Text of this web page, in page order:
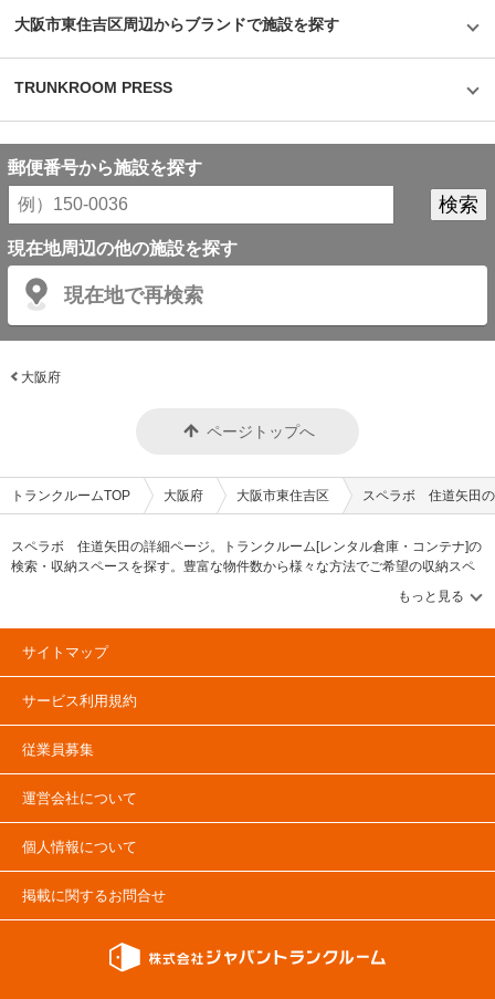
大阪市東住吉区周辺からブランドで施設を探す
TRUNKROOM PRESS
郵便番号から施設を探す
現在地周辺の他の施設を探す
現在地で再検索
大阪府
ページトップへ
トランクルームTOP 大阪府 大阪市東住吉区 スペラボ 住道矢田
スペラボ 住道矢田の詳細ページ。トランクルーム[レンタル倉庫・コンテナ]の
検索・収納スペースを探す。豊富な物件数から様々な方法でご希望の収納スペ
ースを簡単に探せるトランクルーム情報サイトです。スペラボ 住道矢田の住
所・最寄りの駅、物件タイプのご紹介や料金表、お得なキャンペーン情報もあ
ります。気になる物件タイプを見つけたら、メールか電話でお問合せが可能で
す（無料）。
サイトマップ
サービス利用規約
従業員募集
運営会社について
個人情報について
掲載に関するお問合せ